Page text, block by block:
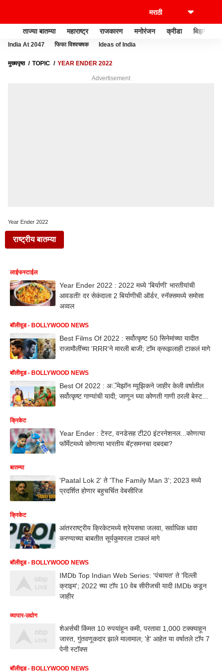
ताज्या बातम्या महाराष्ट्र राजकारण मनोरंजन क्रीडा बिझनेस
India At 2047 फिफा विश्वचषक Ideas of India
मुख्यपृष्ठ TOPIC YEAR ENDER 2022
Advertisement
Year Ender 2022
राष्ट्रीय बातम्या
लाईफस्टाईल
Year Ender 2022 : 2022 मध्ये 'बिर्याणी' भारतीयांची
आवडती! दर सेकंदाला 2 बिर्याणीची ऑर्डर, स्नॅक्समध्ये समोसा
अव्वल
बॉलीवूड - BOLLYWOOD NEWS
Best Films Of 2022 : सर्वोत्कृष्ट 50 सिनेमांच्या यादीत
राजामौलींच्या 'RRR'ने मारली बाजी; टॉम क्रूझलाही टाकलं मागे
बॉलीवूड - BOLLYWOOD NEWS
Best Of 2022 : अॅमेझॉन म्यूझिकने जाहीर केली वर्षातील
सर्वोत्कृष्ट गाण्यांची यादी; जाणून घ्या कोणती गाणी ठरली बेस्ट...
क्रिकेट
Year Ender : टेस्ट, वनडेसह टी20 इंटरनेशनल...कोणत्या
फॉर्मेटमध्ये कोणत्या भारतीय बॅट्समनचा दबदबा?
बातम्या
'Paatal Lok 2' ते 'The Family Man 3'; 2023 मध्ये
प्रदर्शित होणार बहुचर्चित वेबसीरिज
क्रिकेट
आंतरराष्ट्रीय क्रिकेटमध्ये श्रेयसचा जलवा, सर्वाधिक धावा
करण्याच्या बाबतीत सूर्यकुमारला टाकलं मागे
बॉलीवूड - BOLLYWOOD NEWS
IMDb Top Indian Web Series: 'पंचायत' ते 'दिल्ली
क्राइम'; 2022 च्या टॉप 10 वेब सीरीजची यादी IMDb कडून
जाहीर
व्यापार-उद्योग
शेअर्सची किंमत 10 रुपयांहून कमी, परतावा 1,000 टक्क्याहून
जास्त, गुंतवणूकदार झाले मालामाल; 'हे' आहेत या वर्षातले टॉप 7
पेनी स्टॉक्स
बॉलीवूड - BOLLYWOOD NEWS